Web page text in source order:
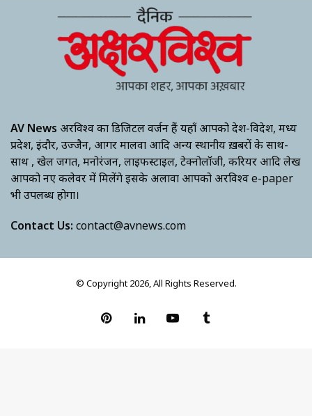
AV News अक्षरविश्व का डिजिटल वर्जन हैं यहाँ आपको देश-विदेश, मध्य
प्रदेश, इंदौर, उज्जैन, आगर मालवा आदि अन्य स्थानीय ख़बरों के साथ-
साथ , खेल जगत, मनोरंजन, लाइफस्टाइल, टेक्नोलॉजी, करियर आदि लेख
आपको नए कलेवर में मिलेंगे इसके अलावा आपको अक्षरविश्व e-paper
भी उपलब्ध होगा।
Contact Us: contact@avnews.com
© Copyright 2026, All Rights Reserved.
PinterestLinkedInYouTubeTumblr